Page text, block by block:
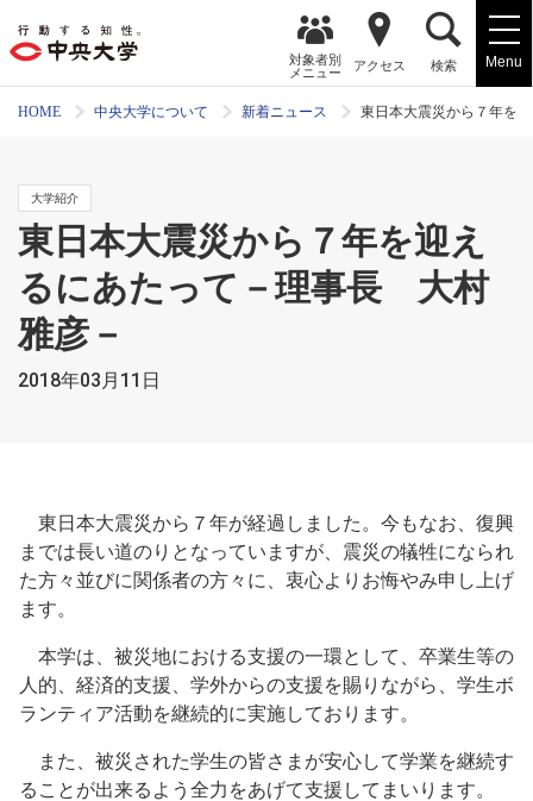
Menu
対象者別
メニュー
アクセス 検索
HOME 中央大学について 新着ニュース 東日本大震災から７年を
大学紹介
東日本大震災から７年を迎え
るにあたって－理事長 大村
雅彦－
2018年03月11日
東日本大震災から７年が経過しました。今もなお、復興
までは長い道のりとなっていますが、震災の犠牲になられ
た方々並びに関係者の方々に、衷心よりお悔やみ申し上げ
ます。
本学は、被災地における支援の一環として、卒業生等の
人的、経済的支援、学外からの支援を賜りながら、学生ボ
ランティア活動を継続的に実施しております。
また、被災された学生の皆さまが安心して学業を継続す
ることが出来るよう全力をあげて支援してまいります。